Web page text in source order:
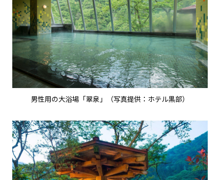
男性用の大浴場「翠泉」（写真提供：ホテル黒部）